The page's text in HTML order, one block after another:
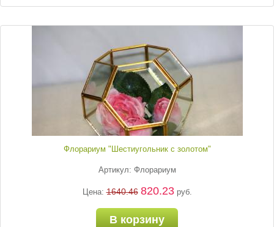
Флорариум "Шестиугольник с золотом"
Артикул: Флорариум
Цена:1640.46 820.23руб.
В корзину